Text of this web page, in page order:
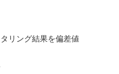
リング結果を偏差値